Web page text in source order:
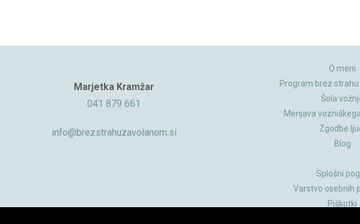
Marjetka Kramžar
041 879 661
info@brezstrahuzavolanom.si
O meni
Program brez
Šola
Menjava
Zgodbe
Blog
Splošni
Varstvo osebnih
Piškotki